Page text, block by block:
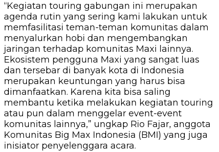
“Kegiatan touring gabungan ini merupakan
agenda rutin yang sering kami lakukan untuk
memfasilitasi teman-teman komunitas dalam
menyalurkan hobi dan mengembangkan
jaringan terhadap komunitas Maxi lainnya.
Ekosistem pengguna Maxi yang sangat luas
dan tersebar di banyak kota di Indonesia
merupakan keuntungan yang harus bisa
dimanfaatkan. Karena kita bisa saling
membantu ketika melakukan kegiatan touring
atau pun dalam menggelar event-event
komunitas lainnya,” ungkap Rio Fajar, anggota
Komunitas Big Max Indonesia (BMI) yang juga
inisiator penyelenggara acara.